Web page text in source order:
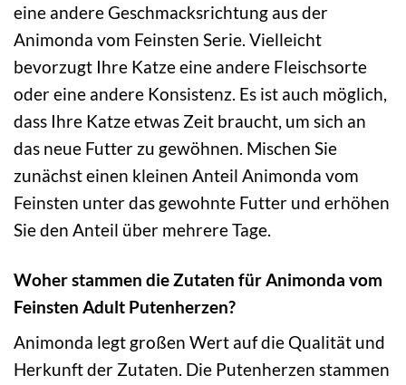
eine andere Geschmacksrichtung aus der
Animonda vom Feinsten Serie. Vielleicht
bevorzugt Ihre Katze eine andere Fleischsorte
oder eine andere Konsistenz. Es ist auch möglich,
dass Ihre Katze etwas Zeit braucht, um sich an
das neue Futter zu gewöhnen. Mischen Sie
zunächst einen kleinen Anteil Animonda vom
Feinsten unter das gewohnte Futter und erhöhen
Sie den Anteil über mehrere Tage.
Woher stammen die Zutaten für Animonda vom
Feinsten Adult Putenherzen?
Animonda legt großen Wert auf die Qualität und
Herkunft der Zutaten. Die Putenherzen stammen